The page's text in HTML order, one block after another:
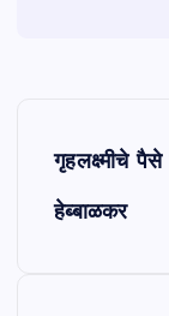
गृहलक्ष्मीचे
हेब्बाळकर